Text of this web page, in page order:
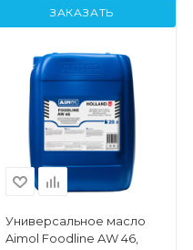
ЗАКАЗАТЬ
Универсальное масло
Aimol Foodline AW 46,